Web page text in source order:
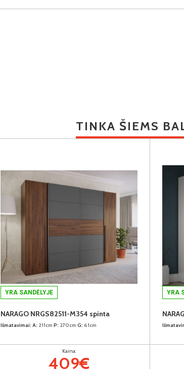
TINKA ŠIEMS
YRA SANDĖLYJE
NARAGO NRGS82511-M354 spinta
Išmatavimai: A: 211cm P: 270cm G: 61cm
Kaina:
409€
YRA